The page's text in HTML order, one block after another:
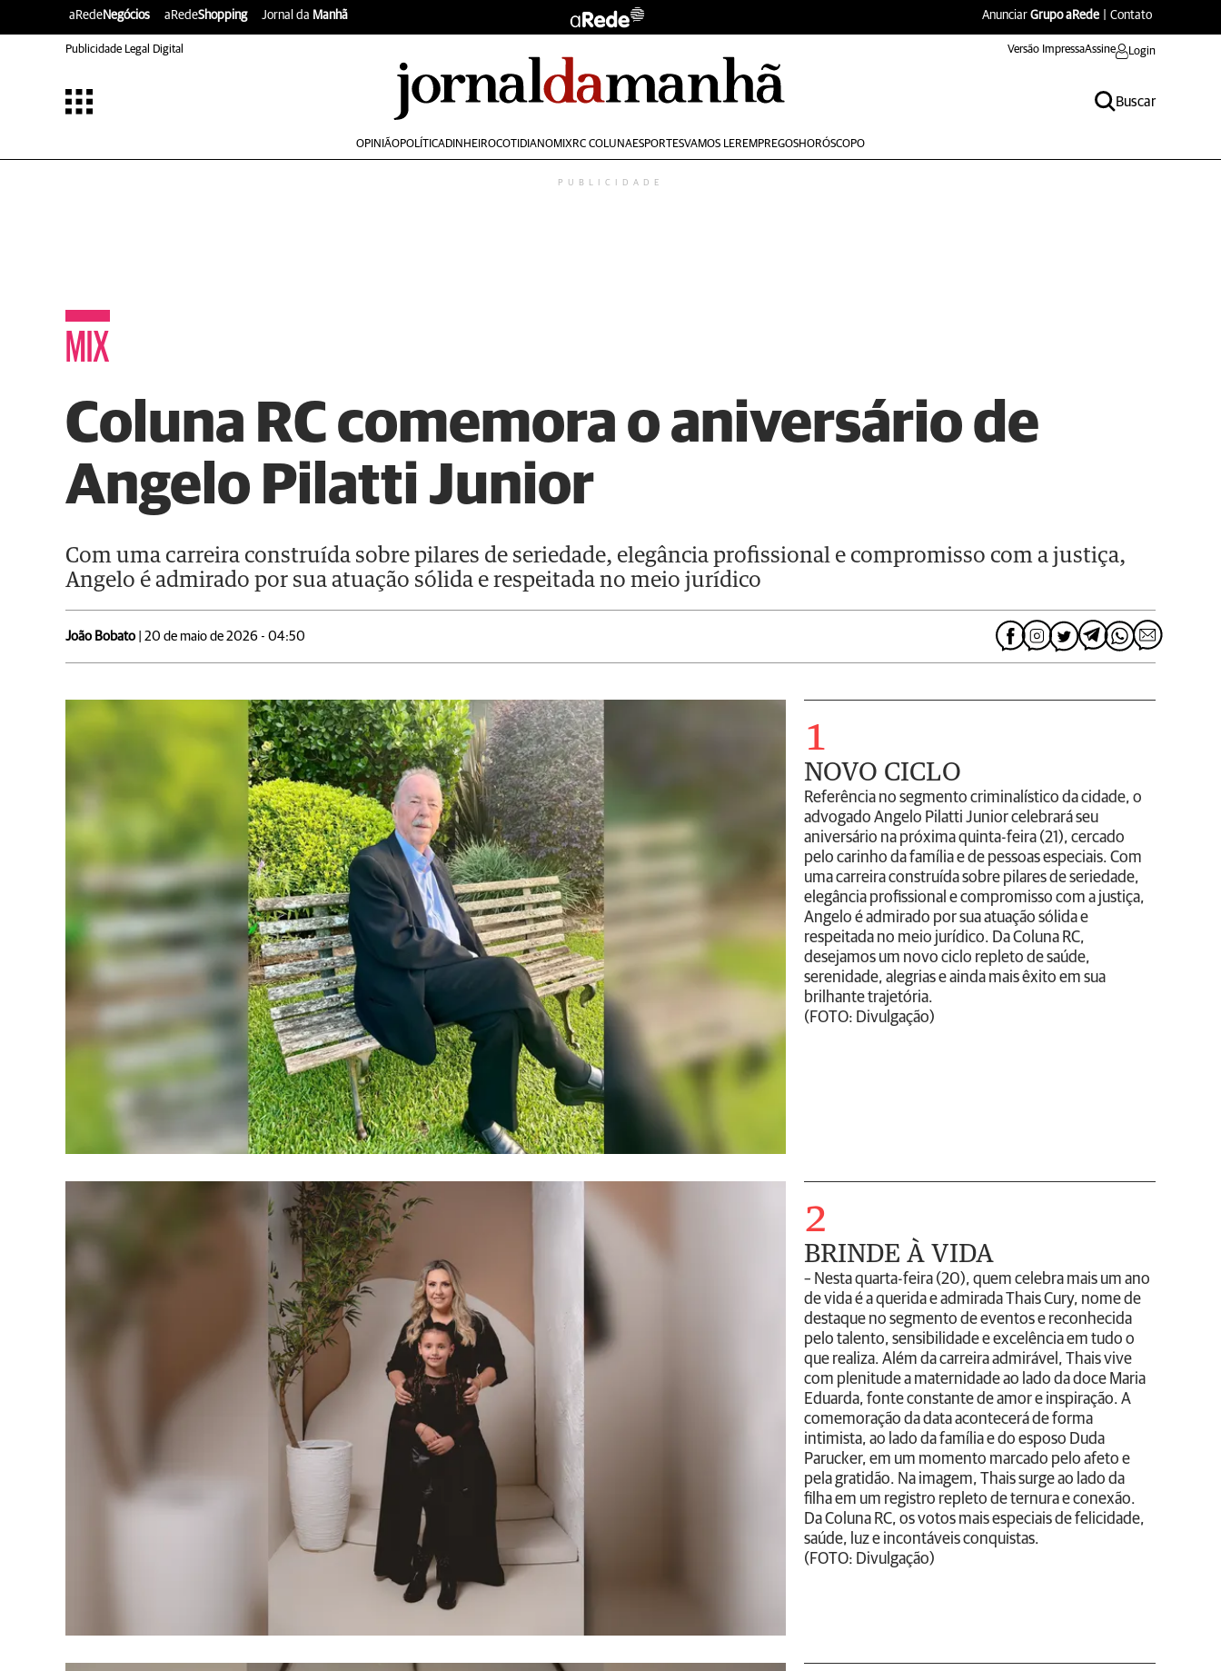
aRedeNegócios aRedeShopping Jornal da Manhã Anunciar Grupo aRede Contato
Publicidade Legal Digital Versão ImpressaAssine Login
Buscar
OPINIÃOPOLÍTICADINHEIROCOTIDIANOMIXRC COLUNAESPORTESVAMOS LEREMPREGOSHORÓSCOPO
PUBLICIDADE
MIX
Coluna RC comemora o aniversário de
Angelo Pilatti Junior
Com uma carreira construída sobre pilares de seriedade, elegância profissional e compromisso com a justiça,
Angelo é admirado por sua atuação sólida e respeitada no meio jurídico
João Bobato | 20 de maio de 2026 - 04:50
1
NOVO CICLO
Referência no segmento criminalístico da cidade, o
advogado Angelo Pilatti Junior celebrará seu
aniversário na próxima quinta-feira (21), cercado
pelo carinho da família e de pessoas especiais. Com
uma carreira construída sobre pilares de seriedade,
elegância profissional e compromisso com a justiça,
Angelo é admirado por sua atuação sólida e
respeitada no meio jurídico. Da Coluna RC,
desejamos um novo ciclo repleto de saúde,
serenidade, alegrias e ainda mais êxito em sua
brilhante trajetória.
(FOTO: Divulgação)
2
BRINDE À VIDA
– Nesta quarta-feira (20), quem celebra mais um ano
de vida é a querida e admirada Thais Cury, nome de
destaque no segmento de eventos e reconhecida
pelo talento, sensibilidade e excelência em tudo o
que realiza. Além da carreira admirável, Thais vive
com plenitude a maternidade ao lado da doce Maria
Eduarda, fonte constante de amor e inspiração. A
comemoração da data acontecerá de forma
intimista, ao lado da família e do esposo Duda
Parucker, em um momento marcado pelo afeto e
pela gratidão. Na imagem, Thais surge ao lado da
filha em um registro repleto de ternura e conexão.
Da Coluna RC, os votos mais especiais de felicidade,
saúde, luz e incontáveis conquistas.
(FOTO: Divulgação)